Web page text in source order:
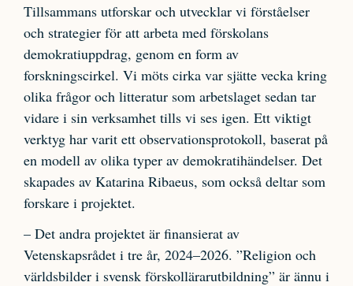
Tillsammans utforskar och utvecklar vi förståelser
och strategier för att arbeta med förskolans
demokratiuppdrag, genom en form av
forskningscirkel. Vi möts cirka var sjätte vecka kring
olika frågor och litteratur som arbetslaget sedan tar
vidare i sin verksamhet tills vi ses igen. Ett viktigt
verktyg har varit ett observationsprotokoll, baserat på
en modell av olika typer av demokratihändelser. Det
skapades av Katarina Ribaeus, som också deltar som
forskare i projektet.
– Det andra projektet är finansierat av
Vetenskapsrådet i tre år, 2024–2026. ”Religion och
världsbilder i svensk förskollärarutbildning” är ännu i